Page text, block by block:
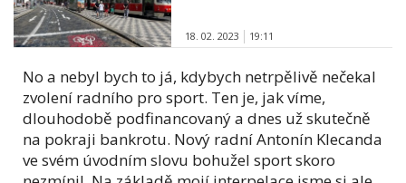
18. 02. 2023 19:11
No a nebyl bych to já, kdybych netrpělivě nečekal
zvolení radního pro sport. Ten je, jak víme,
dlouhodobě podfinancovaný a dnes už skutečně
na pokraji bankrotu. Nový radní Antonín Klecanda
ve svém úvodním slovu bohužel sport skoro